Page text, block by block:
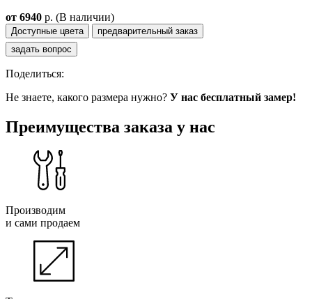
от 6940 p. (В наличии)
Доступные цвета
предварительный заказ
задать вопрос
Поделиться:
Не знаете, какого размера нужно? У нас бесплатный замер!
Преимущества заказа у нас
Производим
и сами продаем